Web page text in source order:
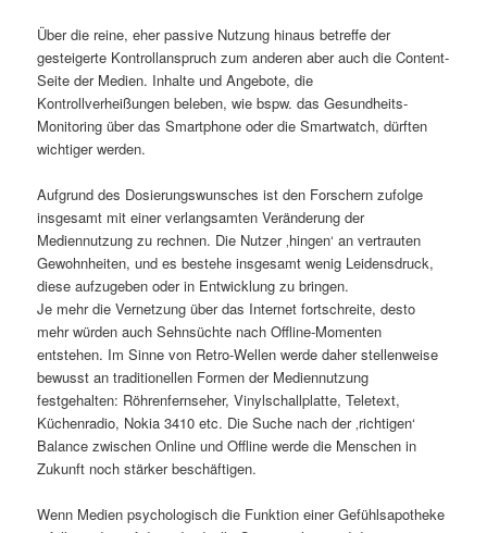
Über die reine, eher passive Nutzung hinaus betreffe der
gesteigerte Kontrollanspruch zum anderen aber auch die Content-
Seite der Medien. Inhalte und Angebote, die
Kontrollverheißungen beleben, wie bspw. das Gesundheits-
Monitoring über das Smartphone oder die Smartwatch, dürften
wichtiger werden.
Aufgrund des Dosierungswunsches ist den Forschern zufolge
insgesamt mit einer verlangsamten Veränderung der
Mediennutzung zu rechnen. Die Nutzer ‚hingen‘ an vertrauten
Gewohnheiten, und es bestehe insgesamt wenig Leidensdruck,
diese aufzugeben oder in Entwicklung zu bringen.
Je mehr die Vernetzung über das Internet fortschreite, desto
mehr würden auch Sehnsüchte nach Offline-Momenten
entstehen. Im Sinne von Retro-Wellen werde daher stellenweise
bewusst an traditionellen Formen der Mediennutzung
festgehalten: Röhrenfernseher, Vinylschallplatte, Teletext,
Küchenradio, Nokia 3410 etc. Die Suche nach der ‚richtigen‘
Balance zwischen Online und Offline werde die Menschen in
Zukunft noch stärker beschäftigen.
Wenn Medien psychologisch die Funktion einer Gefühlsapotheke